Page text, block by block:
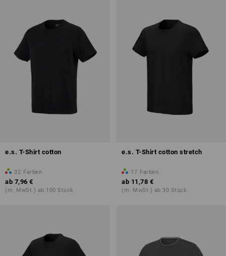
e.s. T-Shirt cotton
32 Farben
ab 7,96 €
(m. MwSt.) ab 100 Stück
e.s. T-Shirt cotton stretch
17 Farben
ab 11,78 €
(m. MwSt.) ab 30 Stück